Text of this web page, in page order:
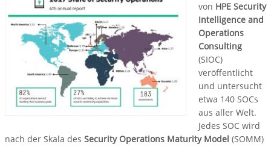
von HPE Security
Intelligence and
Operations
Consulting
(SIOC)
veröffentlicht
und untersucht
etwa 140 SOCs
aus aller Welt.
Jedes SOC wird
nach der Skala des Security Operations Maturity Model (SOMM)